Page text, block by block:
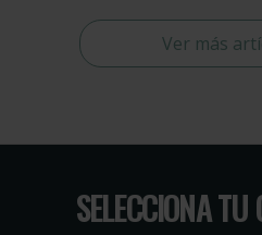
Ver más
SELECCIONA